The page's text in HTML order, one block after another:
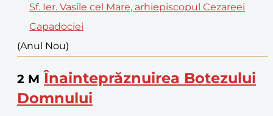
Sf. Ier. Vasile cel Mare, arhiepiscopul Cezareei
Capadociei
(Anul Nou)
2 M Înainteprăznuirea Botezului
Domnului